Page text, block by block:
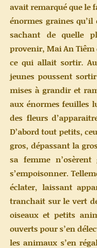
avait remarqué que le
énormes graines
sachant de quelle
provenir, Mai An Tiêm
ce qui allait sortir.
jeunes poussent
mises à grandir et
aux énormes feuilles
des fleurs
D’abord tout petits,
gros, dépassant la
sa femme
s’empoisonner.
éclater, laissant
tranchait sur le vert
oiseaux et petits
ouverts pour s’en
les animaux s’en